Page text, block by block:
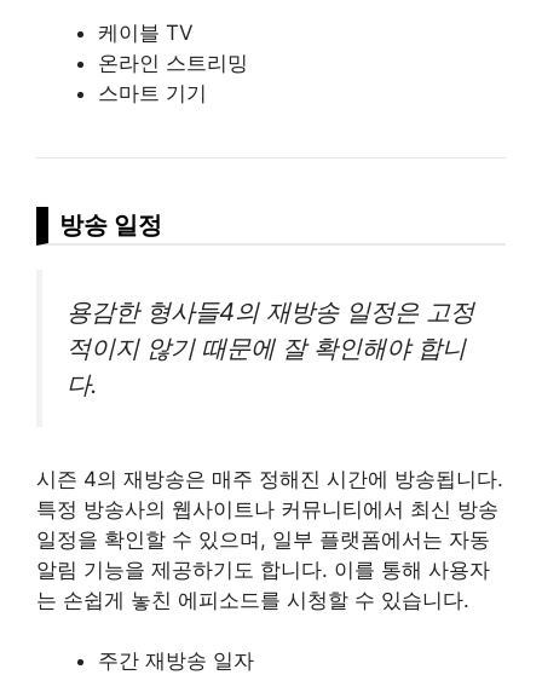
케이블 TV
온라인 스트리밍
스마트 기기
방송 일정
용감한 형사들4의 재방송 일정은 고정
적이지 않기 때문에 잘 확인해야 합니
다.
시즌 4의 재방송은 매주 정해진 시간에 방송됩니다.
특정 방송사의 웹사이트나 커뮤니티에서 최신 방송
일정을 확인할 수 있으며, 일부 플랫폼에서는 자동
알림 기능을 제공하기도 합니다. 이를 통해 사용자
는 손쉽게 놓친 에피소드를 시청할 수 있습니다.
주간 재방송 일자